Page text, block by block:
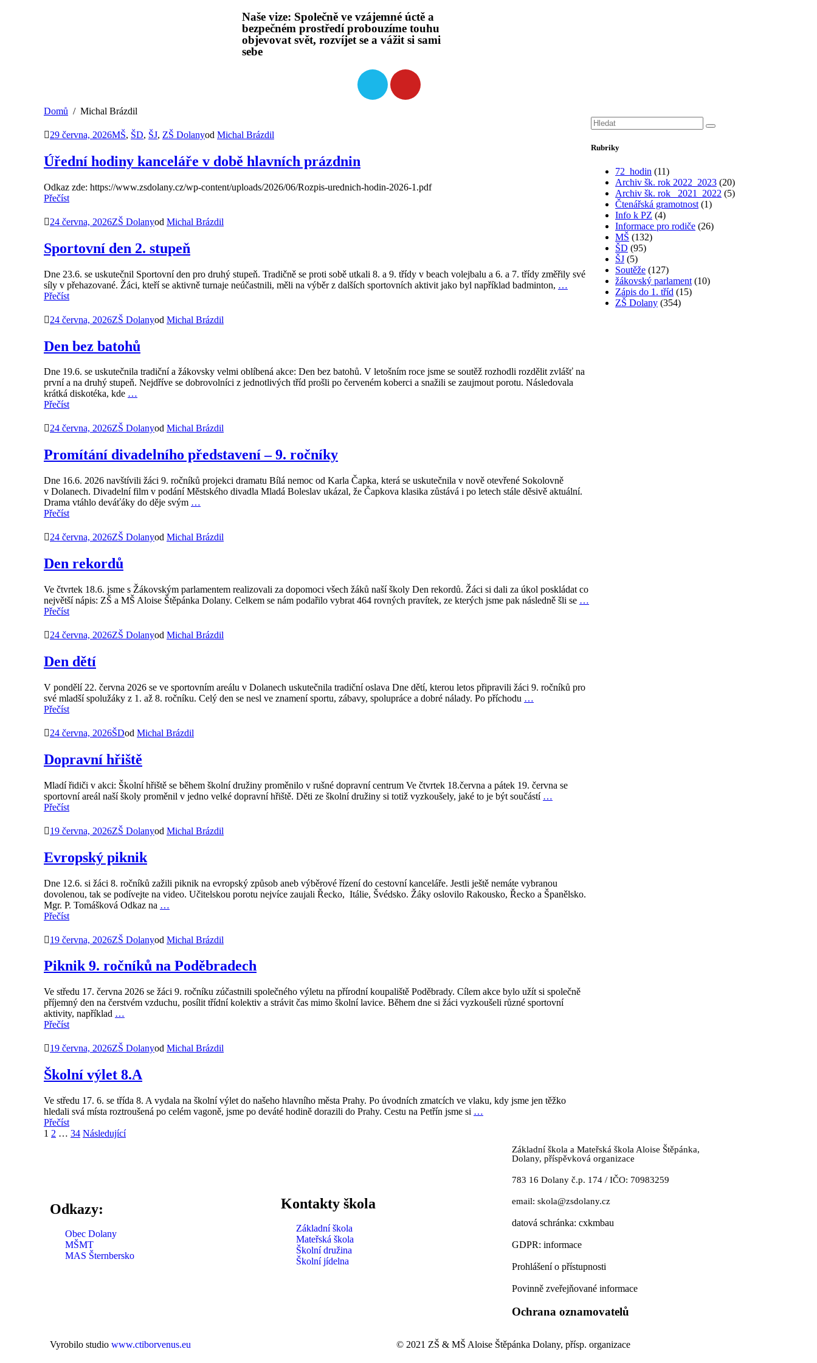
Naše vize: Společně ve vzájemné úctě a
bezpečném prostředí probouzíme touhu
objevovat svět, rozvíjet se a vážit si sami
sebe
Domů Michal Brázdil
29 června, 2026MŠ, ŠD, ŠJ, ZŠ Dolanyod Michal Brázdil
Úřední hodiny kanceláře v době hlavních prázdnin
Odkaz zde: https://www.zsdolany.cz/wp-content/uploads/2026/06/Rozpis-urednich-hodin-2026-1.pdf
Přečíst
24 června, 2026ZŠ Dolanyod Michal Brázdil
Sportovní den 2. stupeň
Dne 23.6. se uskutečnil Sportovní den pro druhý stupeň. Tradičně se proti sobě utkali 8. a 9. třídy v beach volejbalu a 6. a 7. třídy změřily své
síly v přehazované. Žáci, kteří se aktivně turnaje neúčastnili, měli na výběr z dalších sportovních aktivit jako byl například badminton, …
Přečíst
24 června, 2026ZŠ Dolanyod Michal Brázdil
Den bez batohů
Dne 19.6. se uskutečnila tradiční a žákovsky velmi oblíbená akce: Den bez batohů. V letošním roce jsme se soutěž rozhodli rozdělit zvlášť na
první a na druhý stupeň. Nejdříve se dobrovolníci z jednotlivých tříd prošli po červeném koberci a snažili se zaujmout porotu. Následovala
krátká diskotéka, kde …
Přečíst
24 června, 2026ZŠ Dolanyod Michal Brázdil
Promítání divadelního představení – 9. ročníky
Dne 16.6. 2026 navštívili žáci 9. ročníků projekci dramatu Bílá nemoc od Karla Čapka, která se uskutečnila v nově otevřené Sokolovně
v Dolanech. Divadelní film v podání Městského divadla Mladá Boleslav ukázal, že Čapkova klasika zůstává i po letech stále děsivě aktuální.
Drama vtáhlo deváťáky do děje svým …
Přečíst
24 června, 2026ZŠ Dolanyod Michal Brázdil
Den rekordů
Ve čtvrtek 18.6. jsme s Žákovským parlamentem realizovali za dopomoci všech žáků naší školy Den rekordů. Žáci si dali za úkol poskládat co
největší nápis: ZŠ a MŠ Aloise Štěpánka Dolany. Celkem se nám podařilo vybrat 464 rovných pravítek, ze kterých jsme pak následně šli se …
Přečíst
24 června, 2026ZŠ Dolanyod Michal Brázdil
Den dětí
V pondělí 22. června 2026 se ve sportovním areálu v Dolanech uskutečnila tradiční oslava Dne dětí, kterou letos připravili žáci 9. ročníků pro
své mladší spolužáky z 1. až 8. ročníku. Celý den se nesl ve znamení sportu, zábavy, spolupráce a dobré nálady. Po příchodu …
Přečíst
24 června, 2026ŠDod Michal Brázdil
Dopravní hřiště
Mladí řidiči v akci: Školní hřiště se během školní družiny proměnilo v rušné dopravní centrum Ve čtvrtek 18.června a pátek 19. června se
sportovní areál naší školy proměnil v jedno velké dopravní hřiště. Děti ze školní družiny si totiž vyzkoušely, jaké to je být součástí …
Přečíst
19 června, 2026ZŠ Dolanyod Michal Brázdil
Evropský piknik
Dne 12.6. si žáci 8. ročníků zažili piknik na evropský způsob aneb výběrové řízení do cestovní kanceláře. Jestli ještě nemáte vybranou
dovolenou, tak se podívejte na video. Učitelskou porotu nejvíce zaujali Řecko, Itálie, Švédsko. Žáky oslovilo Rakousko, Řecko a Španělsko.
Mgr. P. Tomášková Odkaz na …
Přečíst
19 června, 2026ZŠ Dolanyod Michal Brázdil
Piknik 9. ročníků na Poděbradech
Ve středu 17. června 2026 se žáci 9. ročníku zúčastnili společného výletu na přírodní koupaliště Poděbrady. Cílem akce bylo užít si společně
příjemný den na čerstvém vzduchu, posílit třídní kolektiv a strávit čas mimo školní lavice. Během dne si žáci vyzkoušeli různé sportovní
aktivity, například …
Přečíst
19 června, 2026ZŠ Dolanyod Michal Brázdil
Školní výlet 8.A
Ve středu 17. 6. se třída 8. A vydala na školní výlet do našeho hlavního města Prahy. Po úvodních zmatcích ve vlaku, kdy jsme jen těžko
hledali svá místa roztroušená po celém vagoně, jsme po deváté hodině dorazili do Prahy. Cestu na Petřín jsme si …
Přečíst
1 2 … 34 Následující
Rubriky
72_hodin (11)
Archiv šk. rok 2022_2023 (20)
Archiv šk. rok_ 2021_2022 (5)
Čtenářská gramotnost (1)
Info k PZ (4)
Informace pro rodiče (26)
MŠ (132)
ŠD (95)
ŠJ (5)
Soutěže (127)
žákovský parlament (10)
Zápis do 1. tříd (15)
ZŠ Dolany (354)
Odkazy:
Obec Dolany
MŠMT
MAS Šternbersko
Kontakty škola
Základní škola
Mateřská škola
Školní družina
Školní jídelna
Základní škola a Mateřská škola Aloise Štěpánka,
Dolany, příspěvková organizace
783 16 Dolany č.p. 174 / IČO: 70983259
email: skola@zsdolany.cz
datová schránka: cxkmbau
GDPR: informace
Prohlášení o přístupnosti
Povinně zveřejňované informace
Ochrana oznamovatelů
Vyrobilo studio www.ctiborvenus.eu © 2021 ZŠ & MŠ Aloise Štěpánka Dolany, přísp. organizace